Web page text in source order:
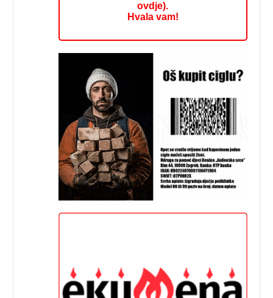
ovdje).
Hvala vam!